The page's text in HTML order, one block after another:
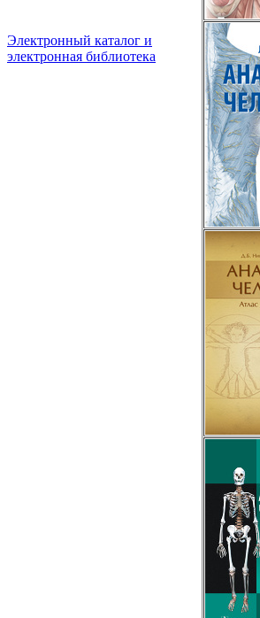
Электронный каталог и
электронная библиотека